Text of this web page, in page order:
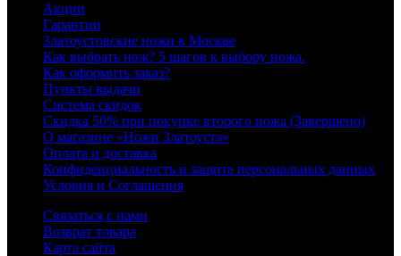
Акции
Гарантии
Златоустовские ножи в Москве
Как выбрать нож? 5 шагов к выбору ножа.
Как оформить заказ?
Пункты выдачи
Система скидок
Скидка 50% при покупке второго ножа (Завершено)
О магазине «Ножи Златоуста»
Оплата и доставка
Конфиденциальность и защита персональных данных
Условия и Соглашения
Связаться с нами
Возврат товара
Карта сайта